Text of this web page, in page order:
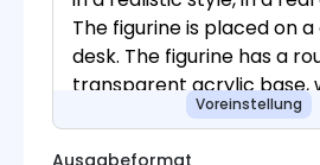
Voreinstellung
Ausgabeformat